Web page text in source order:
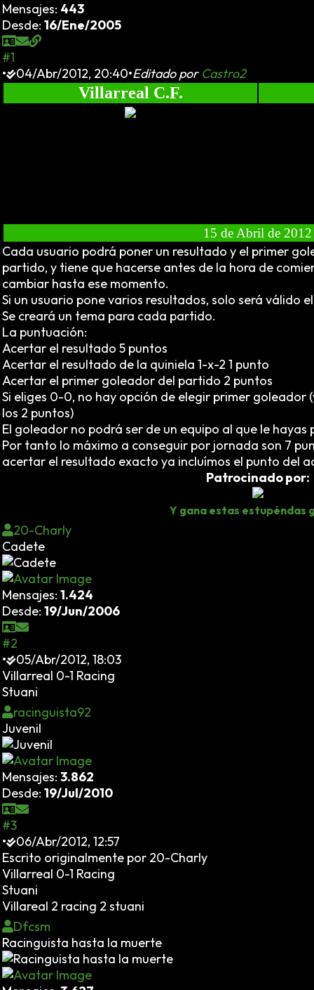
Mensajes: 443
Desde: 16/Ene/2005
#1
•
04/Abr/2012, 20:40•Editado por Castro2
Villarreal C.F.
15 de Abril de 2012
Cada usuario podrá poner un resultado y el primer
partido, y tiene que hacerse antes de la hora de
cambiar hasta ese momento.
Si un usuario pone varios resultados, solo será válido
Se creará un tema para cada partido.
La puntuación:
Acertar el resultado 5 puntos
Acertar el resultado de la quiniela 1-x-2 1 punto
Acertar el primer goleador del partido 2 puntos
Si eliges 0-0, no hay opción de elegir primer
los 2 puntos)
El goleador no podrá ser de un equipo al que le
Por tanto lo máximo a conseguir por jornada son 7
acertar el resultado exacto ya incluímos el punto del
Patrocinado por:
Y gana estas estupéndas
20-Charly
Cadete
Mensajes: 1.424
Desde: 19/Jun/2006
#2
•
05/Abr/2012, 18:03
Villarreal 0-1 Racing
Stuani
racinguista92
Juvenil
Mensajes: 3.862
Desde: 19/Jul/2010
#3
•
06/Abr/2012, 12:57
Escrito originalmente por 20-Charly
Villarreal 0-1 Racing
Stuani
Villareal 2 racing 2 stuani
Dfcsm
Racinguista hasta la muerte